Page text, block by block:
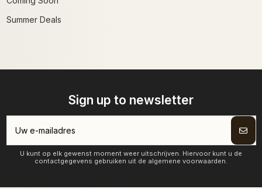
Summer Deals
Sign up to newsletter
U kunt op elk gewenst moment weer uitschrijven. Hiervoor kunt u de
contactgegevens gebruiken uit de algemene voorwaarden.